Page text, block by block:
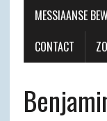
MESSIAANSE
CONTACT